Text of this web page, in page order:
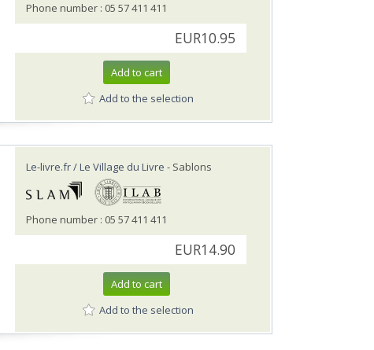
Phone number : 05 57 411 411
EUR10.95
Add to cart
Add to the selection
Le-livre.fr / Le Village du Livre - Sablons
Phone number : 05 57 411 411
EUR14.90
Add to cart
Add to the selection